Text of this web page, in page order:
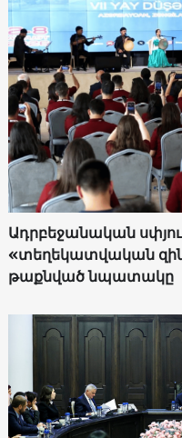
Ադրբեջանական
«տեղեկատվական
թաքնված նպատակը